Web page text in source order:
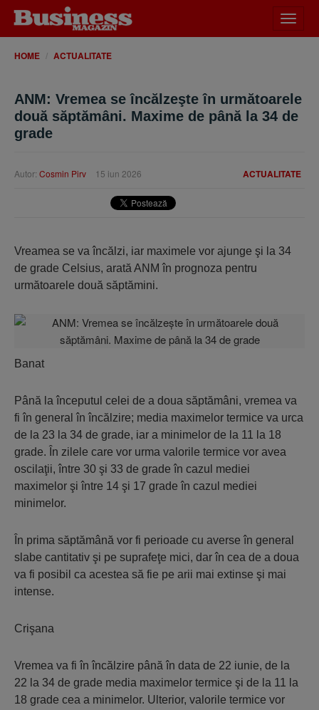
meniu
HOME ACTUALITATE
ANM: Vremea se încălzeşte în următoarele
două săptămâni. Maxime de până la 34 de
grade
ACTUALITATE
Autor: Cosmin Pirv 15 iun 2026
Vreamea se va încălzi, iar maximele vor ajunge şi la 34
de grade Celsius, arată ANM în prognoza pentru
următoarele două săptămini.
Banat
Până la începutul celei de a doua săptămâni, vremea va
fi în general în încălzire; media maximelor termice va urca
de la 23 la 34 de grade, iar a minimelor de la 11 la 18
grade. În zilele care vor urma valorile termice vor avea
oscilaţii, între 30 şi 33 de grade în cazul mediei
maximelor şi între 14 şi 17 grade în cazul mediei
minimelor.
În prima săptămână vor fi perioade cu averse în general
slabe cantitativ şi pe suprafeţe mici, dar în cea de a doua
va fi posibil ca acestea să fie pe arii mai extinse şi mai
intense.
Crişana
Vremea va fi în încălzire până în data de 22 iunie, de la
22 la 34 de grade media maximelor termice şi de la 11 la
18 grade cea a minimelor. Ulterior, valorile termice vor